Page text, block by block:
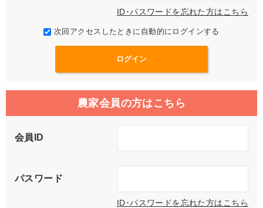
ID･パスワードを忘れた方はこちら
次回アクセスしたときに自動的にログインする
農家会員の方はこちら
会員ID
パスワード
ID･パスワードを忘れた方はこちら